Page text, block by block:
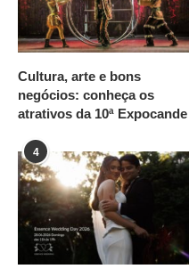
Cultura, arte e bons
negócios: conheça os
atrativos da 10ª Expocande
4